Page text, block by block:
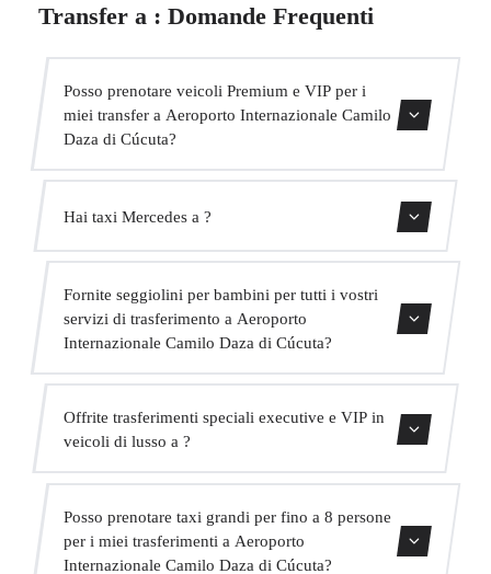
Transfer a : Domande Frequenti
Posso prenotare veicoli Premium e VIP per i
miei transfer a Aeroporto Internazionale Camilo
Daza di Cúcuta?
Sì, abbiamo veicoli Mercedes-Benz E-Class e S-Class per
il nostro servizio VIP. Puoi selezionarli durante il processo
di prenotazione.
Hai taxi Mercedes a ?
servizi executive e VIP. Puoi richiederne uno al momento
della prenotazione.
Fornite seggiolini per bambini per tutti i vostri
servizi di trasferimento a Aeroporto
Internazionale Camilo Daza di Cúcuta?
1, 2 e 3) completamente gratuiti. Basta indicarlo al
Offrite trasferimenti speciali executive e VIP in
veicoli di lusso a ?
Mercedes di alta gamma, un autista in abito bilingue e
extra come acqua e WiFi a bordo.
Posso prenotare taxi grandi per fino a 8 persone
per i miei trasferimenti a Aeroporto
Internazionale Camilo Daza di Cúcuta?